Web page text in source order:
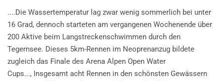
....Die Wassertemperatur lag zwar wenig sommerlich bei unter
16 Grad, dennoch starteten am vergangenen Wochenende über
200 Aktive beim Langstreckenschwimmen durch den
Tegernsee. Dieses 5km-Rennen im Neoprenanzug bildete
zugleich das Finale des Arena Alpen Open Water
Cups..., Insgesamt acht Rennen in den schönsten Gewässern